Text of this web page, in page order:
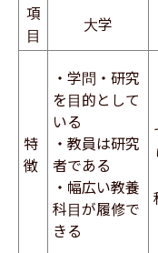
項
目
大学
特
徴
・学問・研究
を目的として
いる
・教員は研究
者である
・幅広い教養
科目が履修で
きる